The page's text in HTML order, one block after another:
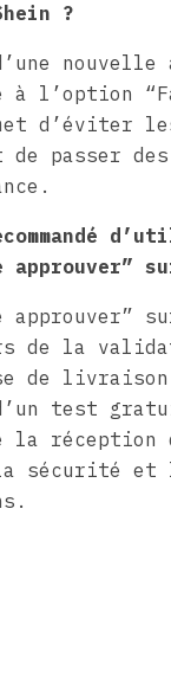
?
nouvelle
à l’option
d’éviter
passer des
approuver”
de la
de
test
la réception
sécurité